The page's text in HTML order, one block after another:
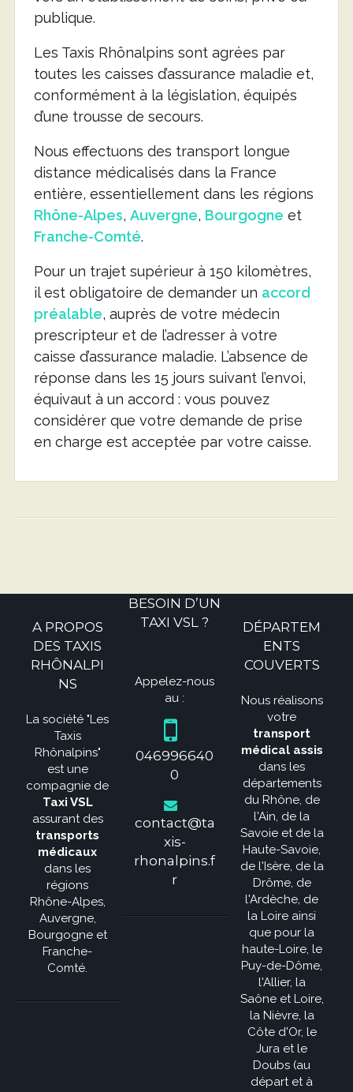
publique.
Les Taxis Rhônalpins sont agrées par
toutes les caisses d’assurance maladie et,
conformément à la législation, équipés
d’une trousse de secours.
Nous effectuons des transport longue
distance médicalisés dans la France
entière, essentiellement dans les régions
Rhône-Alpes, Auvergne, Bourgogne et
Franche-Comté.
Pour un trajet supérieur à 150 kilomètres,
il est obligatoire de demander un accord
préalable, auprès de votre médecin
prescripteur et de l’adresser à votre
caisse d’assurance maladie. L’absence de
réponse dans les 15 jours suivant l’envoi,
équivaut à un accord : vous pouvez
considérer que votre demande de prise
en charge est acceptée par votre caisse.
A PROPOS
DES TAXIS
RHÔNALPI
NS
La société "Les
Taxis
Rhônalpins"
est une
compagnie de
Taxi VSL
assurant des
transports
médicaux
dans les
régions
Rhône-Alpes,
Auvergne,
Bourgogne et
Franche-
Comté.
BESOIN D’UN
TAXI VSL ?
Appelez-nous
au :
046996640
0
contact@ta
xis-
rhonalpins.f
r
DÉPARTEM
ENTS
COUVERTS
Nous réalisons
votre
transport
médical assis
dans les
départements
du Rhône, de
l'Ain, de la
Savoie et de la
Haute-Savoie,
de l'Isère, de la
Drôme, de
l'Ardèche, de
la Loire ainsi
que pour la
haute-Loire, le
Puy-de-Dôme,
l'Allier, la
Saône et Loire,
la Nièvre, la
Côte d'Or, le
Jura et le
Doubs (au
départ et à